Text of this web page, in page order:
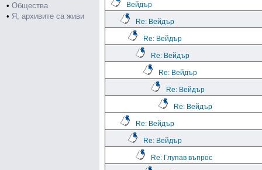
• Общества
• Я, архивите са живи
Вейдър
Re: Вейдър
Re: Вейдър
Re: Вейдър
Re: Вейдър
Re: Вейдър
Re: Вейдър
Re: Вейдър
Re: Вейдър
Re: Глупав въпрос